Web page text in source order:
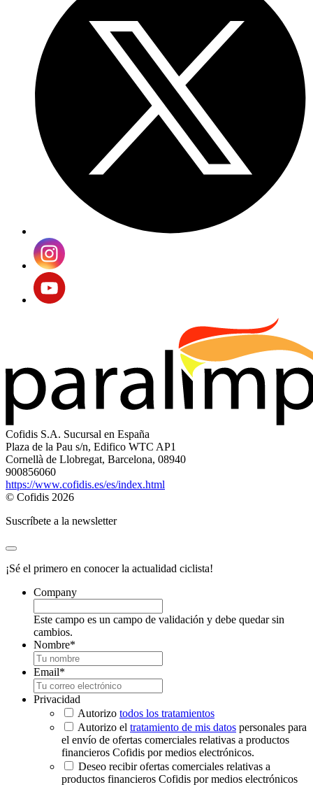
Cofidis S.A. Sucursal en España
Plaza de la Pau s/n, Edifico WTC AP1
Cornellà de Llobregat, Barcelona, 08940
900856060
https://www.cofidis.es/es/index.html
© Cofidis 2026
Suscríbete a la newsletter
¡Sé el primero en conocer la actualidad ciclista!
Company
Este campo es un campo de validación y debe quedar sin
cambios.
Nombre*
Email*
Privacidad
Autorizo todos los tratamientos
Autorizo el tratamiento de mis datos personales para
el envío de ofertas comerciales relativas a productos
financieros Cofidis por medios electrónicos.
Deseo recibir ofertas comerciales relativas a
productos financieros Cofidis por medios electrónicos